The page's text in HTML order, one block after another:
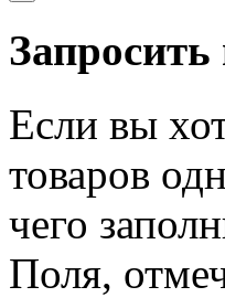
Запросить
Если вы
товаров
чего
Поля,